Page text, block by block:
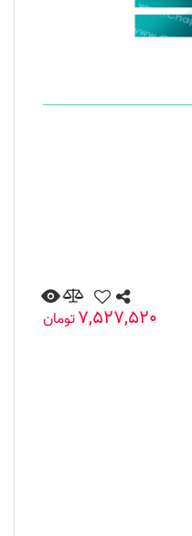
7,527,520تومان